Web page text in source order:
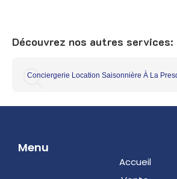
Découvrez nos autres services:
Conciergerie Location Saisonnière À La
Menu
Accueil